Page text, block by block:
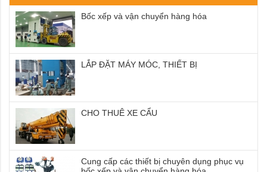
Bốc xếp và vận chuyển hàng hóa
LẮP ĐẶT MÁY MÓC, THIẾT BỊ
CHO THUÊ XE CẨU
Cung cấp các thiết bị chuyên dụng phục vụ